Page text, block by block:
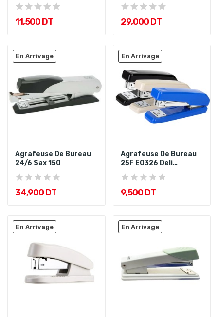
11,500 DT 29,000 DT
En Arrivage
Agrafeuse De Bureau
24/6 Sax 150
34,900 DT
En Arrivage
Agrafeuse De Bureau
25F E0326 Deli
Assorties
9,500 DT
En Arrivage En Arrivage